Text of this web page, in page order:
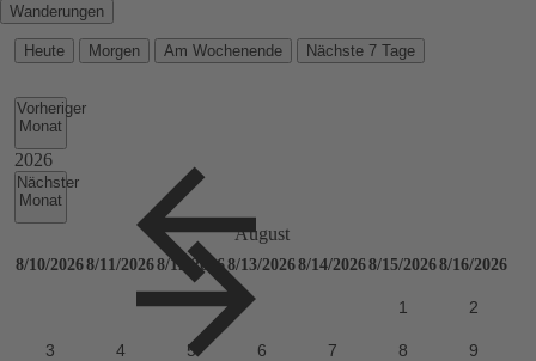
Wanderungen
Heute Morgen Am Wochenende Nächste 7 Tage
Vorheriger
Monat
Nächster
Monat